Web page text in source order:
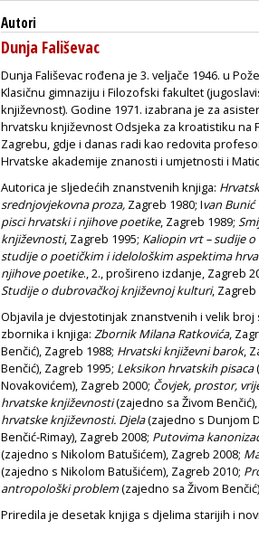
Autori
Dunja Fališevac
Dunja Fališevac rođena je 3. veljače 1946. u
Klasičnu gimnaziju i Filozofski fakultet
književnost). Godine 1971. izabrana je za
hrvatsku književnost Odsjeka za kroatistiku na
Zagrebu, gdje i danas radi kao redovita
Hrvatske akademije znanosti i umjetnosti i
Autorica je sljedećih znanstvenih knjiga:
srednjovjekovna proza, Zagreb 1980; Ivan Bunić
pisci hrvatski i njihove poetike, Zagreb 1989;
književnosti, Zagreb 1995; Kaliopin vrt – sudije
studije o poetičkim i idelološkim aspektima
njihove poetike., 2., prošireno izdanje, Zagreb
Studije o dubrovačkoj književnoj kulturi,
Objavila je dvjestotinjak znanstvenih i velik
zbornika i knjiga: Zbornik Milana Ratkovića,
Benčić), Zagreb 1988; Hrvatski književni barok,
Benčić), Zagreb 1995; Leksikon hrvatskih pisaca
Novakovićem), Zagreb 2000; Čovjek, prostor,
hrvatske književnosti(zajedno sa Živom
hrvatske književnosti. Djela(zajedno s Dunjom
Benčić-Rimay), Zagreb 2008; Putovima
(zajedno s Nikolom Batušićem), Zagreb 2008;
(zajedno s Nikolom Batušićem), Zagreb 2010;
antropološki problem(zajedno sa Živom
Priredila je desetak knjiga s djelima starijih i